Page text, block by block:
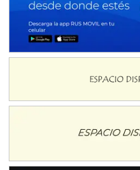
Ramiro Tot (Asfalto)
Baradero (Buenos Aires)
KDO - F6
Trenque Lauquen (Buenos Aires)
ENTRERRIANO - F6 (POSTERGADA)
El Cerro (Tierra)